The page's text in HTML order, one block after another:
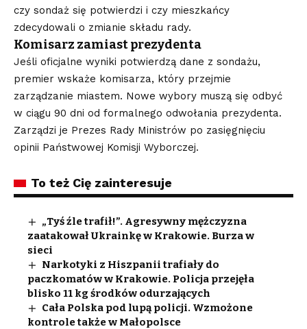
czy sondaż się potwierdzi i czy mieszkańcy
zdecydowali o zmianie składu rady.
Komisarz zamiast prezydenta
Jeśli oficjalne wyniki potwierdzą dane z sondażu,
premier wskaże komisarza, który przejmie
zarządzanie miastem. Nowe wybory muszą się odbyć
w ciągu 90 dni od formalnego odwołania prezydenta.
Zarządzi je Prezes Rady Ministrów po zasięgnięciu
opinii Państwowej Komisji Wyborczej.
To też Cię zainteresuje
„Tyś źle trafił!”. Agresywny mężczyzna
zaatakował Ukrainkę w Krakowie. Burza w
sieci
Narkotyki z Hiszpanii trafiały do
paczkomatów w Krakowie. Policja przejęła
blisko 11 kg środków odurzających
Cała Polska pod lupą policji. Wzmożone
kontrole także w Małopolsce